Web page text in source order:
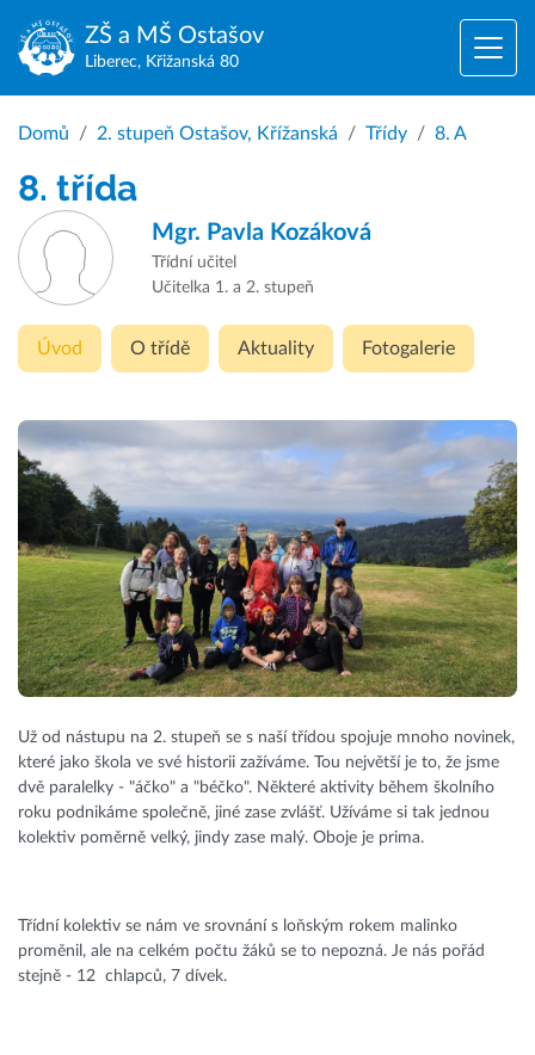
ZŠ a MŠ Ostašov
Liberec, Křižanská 80
Domů 2. stupeň Ostašov, Křížanská Třídy 8. A
8. třída
Mgr. Pavla Kozáková
Třídní učitel
Učitelka 1. a 2. stupeň
Úvod O třídě Aktuality Fotogalerie
Už od nástupu na 2. stupeň se s naší třídou spojuje mnoho novinek,
které jako škola ve své historii zažíváme. Tou největší je to, že jsme
dvě paralelky - "áčko" a "béčko". Některé aktivity během školního
roku podnikáme společně, jiné zase zvlášť. Užíváme si tak jednou
kolektiv poměrně velký, jindy zase malý. Oboje je prima.
Třídní kolektiv se nám ve srovnání s loňským rokem malinko
proměnil, ale na celkém počtu žáků se to nepozná. Je nás pořád
stejně - 12 chlapců, 7 dívek.